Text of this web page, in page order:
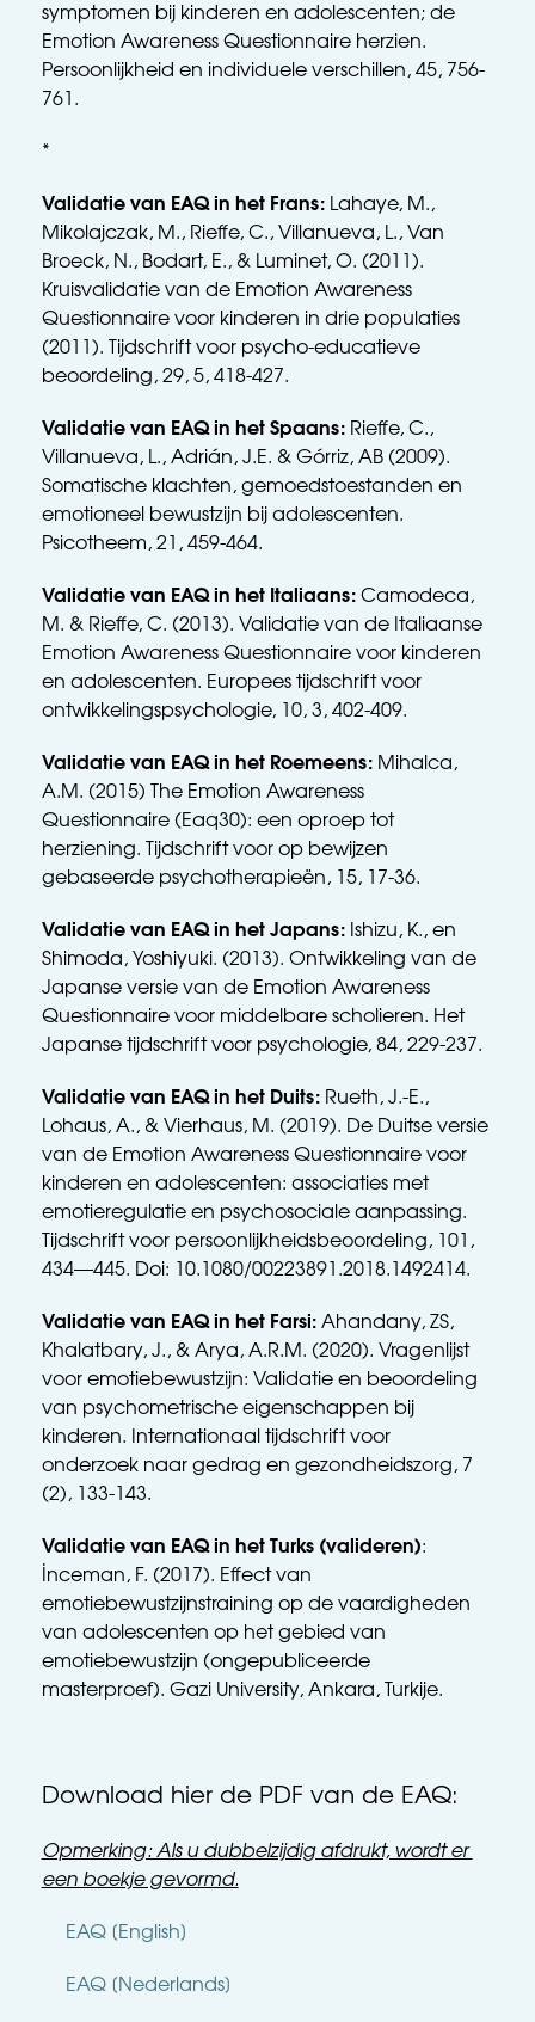
symptomen bij kinderen en adolescenten; de
Emotion Awareness Questionnaire herzien.
Persoonlijkheid en individuele verschillen, 45, 756-
761.
*
Validatie van EAQ in het Frans: Lahaye, M.,
Mikolajczak, M., Rieffe, C., Villanueva, L., Van
Broeck, N., Bodart, E., & Luminet, O. (2011).
Kruisvalidatie van de Emotion Awareness
Questionnaire voor kinderen in drie populaties
(2011). Tijdschrift voor psycho-educatieve
beoordeling, 29, 5, 418-427.
Validatie van EAQ in het Spaans: Rieffe, C.,
Villanueva, L., Adrián, J.E. & Górriz, AB (2009).
Somatische klachten, gemoedstoestanden en
emotioneel bewustzijn bij adolescenten.
Psicotheem, 21, 459-464.
Validatie van EAQ in het Italiaans: Camodeca,
M. & Rieffe, C. (2013). Validatie van de Italiaanse
Emotion Awareness Questionnaire voor kinderen
en adolescenten. Europees tijdschrift voor
ontwikkelingspsychologie, 10, 3, 402-409.
Validatie van EAQ in het Roemeens: Mihalca,
A.M. (2015) The Emotion Awareness
Questionnaire (Eaq30): een oproep tot
herziening. Tijdschrift voor op bewijzen
gebaseerde psychotherapieën, 15, 17-36.
Validatie van EAQ in het Japans: Ishizu, K., en
Shimoda, Yoshiyuki. (2013). Ontwikkeling van de
Japanse versie van de Emotion Awareness
Questionnaire voor middelbare scholieren. Het
Japanse tijdschrift voor psychologie, 84, 229-237.
Validatie van EAQ in het Duits: Rueth, J.-E.,
Lohaus, A., & Vierhaus, M. (2019). De Duitse versie
van de Emotion Awareness Questionnaire voor
kinderen en adolescenten: associaties met
emotieregulatie en psychosociale aanpassing.
Tijdschrift voor persoonlijkheidsbeoordeling, 101,
434—445. Doi: 10.1080/00223891.2018.1492414.
Validatie van EAQ in het Farsi: Ahandany, ZS,
Khalatbary, J., & Arya, A.R.M. (2020). Vragenlijst
voor emotiebewustzijn: Validatie en beoordeling
van psychometrische eigenschappen bij
kinderen. Internationaal tijdschrift voor
onderzoek naar gedrag en gezondheidszorg, 7
(2), 133-143.
Validatie van EAQ in het Turks (valideren):
İnceman, F. (2017). Effect van
emotiebewustzijnstraining op de vaardigheden
van adolescenten op het gebied van
emotiebewustzijn (ongepubliceerde
masterproef). Gazi University, Ankara, Turkije.
Download hier de PDF van de EAQ:
Opmerking: Als u dubbelzijdig afdrukt, wordt er
een boekje gevormd.
EAQ [English]
EAQ [Nederlands]